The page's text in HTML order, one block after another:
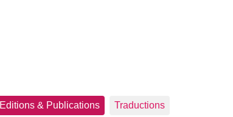
Editions & Publications Traductions